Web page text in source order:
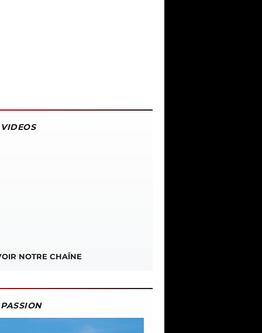
NOTRE CHAÎNE